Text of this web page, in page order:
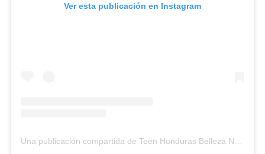
Ver esta publicación en Instagram